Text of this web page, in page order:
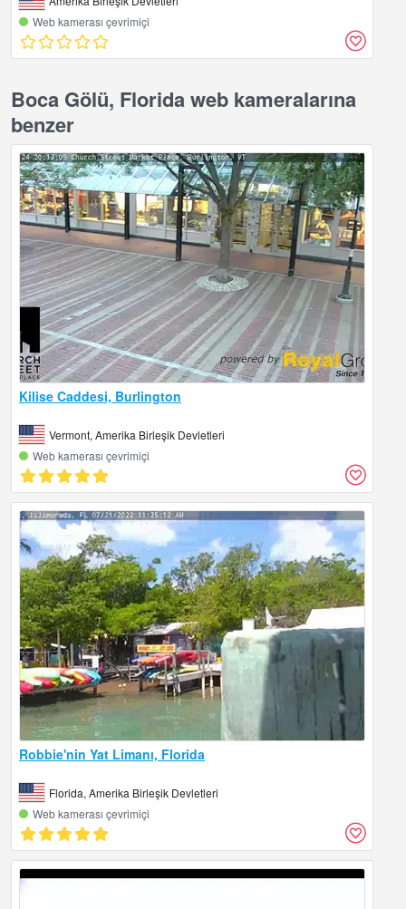
Web kamerası çevrimiçi
Boca Gölü, Florida web kameralarına
benzer
Kilise Caddesi, Burlington
Vermont, Amerika Birleşik Devletleri
Web kamerası çevrimiçi
Robbie'nin Yat Limanı, Florida
Florida, Amerika Birleşik Devletleri
Web kamerası çevrimiçi